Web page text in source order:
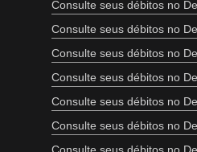
Consulte seus débitos no
Consulte seus débitos no
Consulte seus débitos no
Consulte seus débitos no
Consulte seus débitos no
Consulte seus débitos no